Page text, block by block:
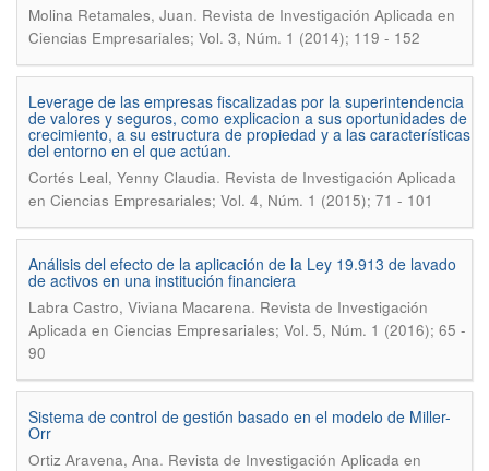
Molina Retamales, Juan. Revista de Investigación Aplicada en
Ciencias Empresariales; Vol. 3, Núm. 1 (2014); 119 - 152
Leverage de las empresas fiscalizadas por la superintendencia
de valores y seguros, como explicacion a sus oportunidades de
crecimiento, a su estructura de propiedad y a las características
del entorno en el que actúan.
Cortés Leal, Yenny Claudia. Revista de Investigación Aplicada
en Ciencias Empresariales; Vol. 4, Núm. 1 (2015); 71 - 101
Análisis del efecto de la aplicación de la Ley 19.913 de lavado
de activos en una institución financiera
Labra Castro, Viviana Macarena. Revista de Investigación
Aplicada en Ciencias Empresariales; Vol. 5, Núm. 1 (2016); 65 -
90
Sistema de control de gestión basado en el modelo de Miller-
Orr
Ortiz Aravena, Ana. Revista de Investigación Aplicada en